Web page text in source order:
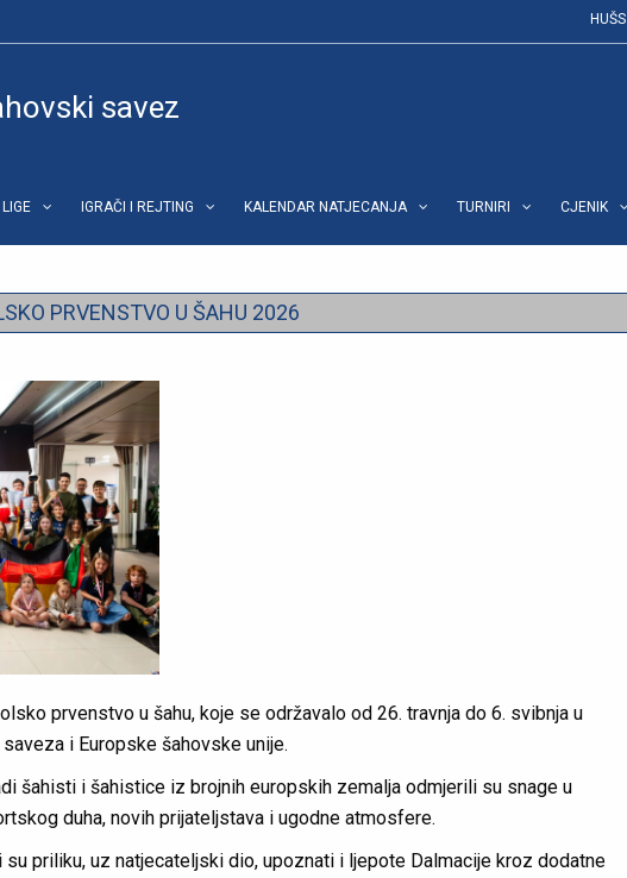
HUŠS
savez
LIGE IGRAČI I REJTING KALENDAR NATJECANJA TURNIRI CJENIK
PRVENSTVO U ŠAHU 2026
prvenstvo u šahu, koje se održavalo od 26. travnja do 6. svibnja u
i Europske šahovske unije.
šahisti i šahistice iz brojnih europskih zemalja odmjerili su snage u
duha, novih prijateljstava i ugodne atmosfere.
priliku, uz natjecateljski dio, upoznati i ljepote Dalmacije kroz dodatne